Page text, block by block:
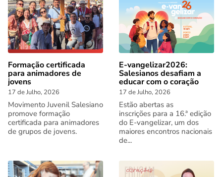
Formação certificada
para animadores de
jovens
17 de Julho, 2026
Movimento Juvenil Salesiano
promove formação
certificada para animadores
de grupos de jovens.
E-vangelizar2026:
Salesianos desafiam a
educar com o coração
17 de Julho, 2026
Estão abertas as
inscrições para a 16.ª edição
do E-vangelizar, um dos
maiores encontros nacionais
de...